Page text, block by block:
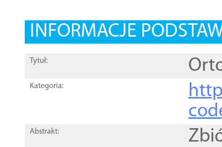
INFORMACJE
Tytuł:
Kategoria:
Abstrakt: